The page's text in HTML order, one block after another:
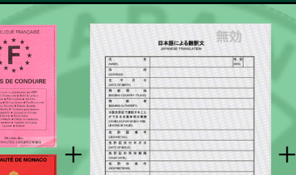
+ +